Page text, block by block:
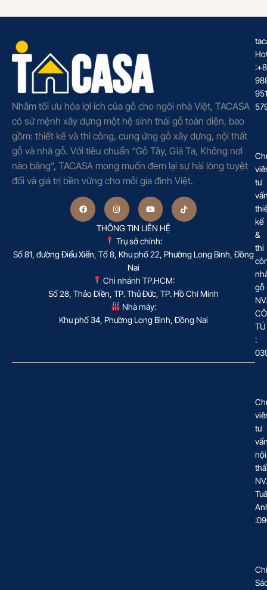
Nhằm tối ưu hóa lợi ích của gỗ cho ngôi nhà Việt, TACASA
có sứ mệnh xây dựng một hệ sinh thái gỗ toàn diện, bao
gồm: thiết kế và thi công, cung ứng gỗ xây dựng, nội thất
gỗ và nhà gỗ. Với tiêu chuẩn “Gỗ Tây, Giá Ta, Không nơi
nào bằng”, TACASA mong muốn đem lại sự hài lòng tuyệt
đối và giá trị bền vững cho mỗi gia đình Việt.
THÔNG TIN LIÊN HỆ
Trụ sở chính:
Số 81, đường Điểu Xiển, Tổ 8, Khu phố 22, Phường Long Bình, Đồng
Nai
Chi nhánh TP.HCM:
Số 28, Thảo Điền, TP. Thủ Đức, TP. Hồ Chí Minh
Nhà máy:
Khu phố 34, Phường Long Bình, Đồng Nai
951
tư
kế
&
thi
gỗ
NV.
TÚ
:
tư
nội
NV.